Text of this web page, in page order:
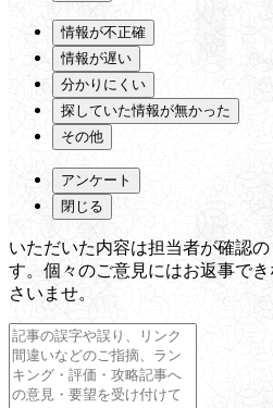
情報が不正確
情報が遅い
分かりにくい
探していた情報が無かった
その他
アンケート
閉じる
いただいた内容は担当者が確認
す。個々のご意見にはお返事で
さいませ。